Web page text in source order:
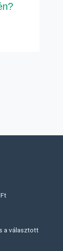
a választott